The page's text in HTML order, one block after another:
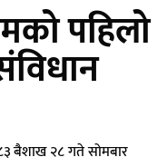
पहिलो
बैशाख २८ गते सोमबार